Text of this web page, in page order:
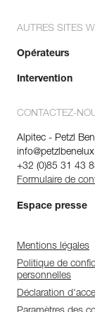
AUTRES SITES
Opérateurs
Intervention
CONTACTEZ-
Alpitec - Petzl
+32 (0)85 31 43
Formulaire de
Espace presse
Mentions légales
Politique de
personnelles
Déclaration